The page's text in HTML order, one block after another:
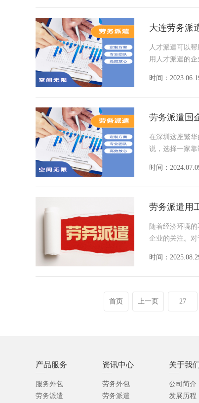
大连劳务派
人才派遣可以
用人才派遣的
时间：
劳务派遣国
在深圳这座繁
说，选择一家
时间：
劳务派遣用
随着经济环境
企业的关注。
时间：
首页 上一页 27
产品服务
服务外包
劳务派遣
资讯中心
劳务外包
劳务派遣
关于我
公司简介
发展历程